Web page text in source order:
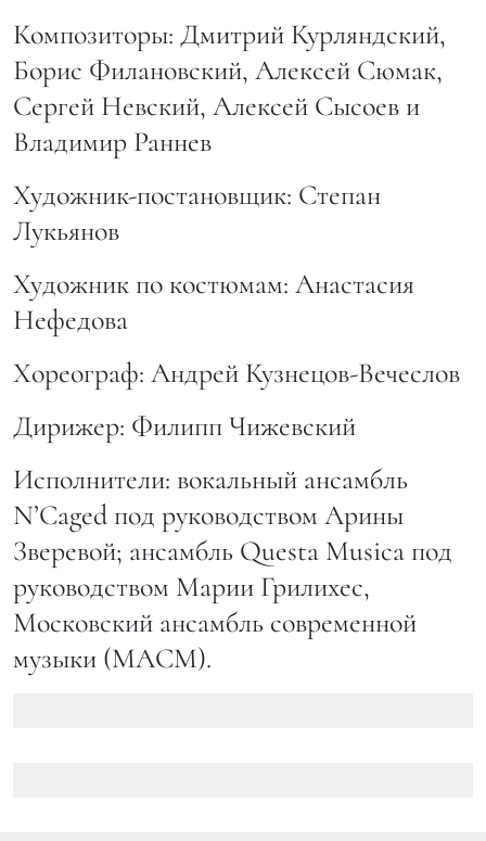
Композиторы: Дмитрий Курляндский,
Борис Филановский, Алексей Сюмак,
Сергей Невский, Алексей Сысоев и
Владимир Раннев
Художник-постановщик: Степан
Лукьянов
Художник по костюмам: Анастасия
Нефедова
Хореограф: Андрей Кузнецов-Вечеслов
Дирижер: Филипп Чижевский
Исполнители: вокальный ансамбль
N’Caged под руководством Арины
Зверевой; ансамбль Questa Musica под
руководством Марии Грилихес,
Московский ансамбль современной
музыки (МАСМ).